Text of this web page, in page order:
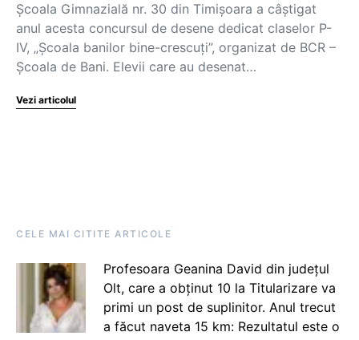
Școala Gimnazială nr. 30 din Timișoara a câștigat
anul acesta concursul de desene dedicat claselor P-
IV, „Școala banilor bine-crescuți”, organizat de BCR –
Școala de Bani. Elevii care au desenat…
Vezi articolul
CELE MAI CITITE ARTICOLE
Profesoara Geanina David din județul
Olt, care a obținut 10 la Titularizare va
primi un post de suplinitor. Anul trecut
a făcut naveta 15 km: Rezultatul este o